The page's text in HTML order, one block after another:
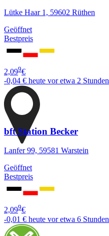
Lütke Haar 1, 59602 Rüthen
Geöffnet
Bestpreis
2,099€
-0,04 € heute vor etwa 2 Stunden
bft Station Becker
Lanfer 99, 59581 Warstein
Geöffnet
Bestpreis
2,099€
-0,01 € heute vor etwa 6 Stunden